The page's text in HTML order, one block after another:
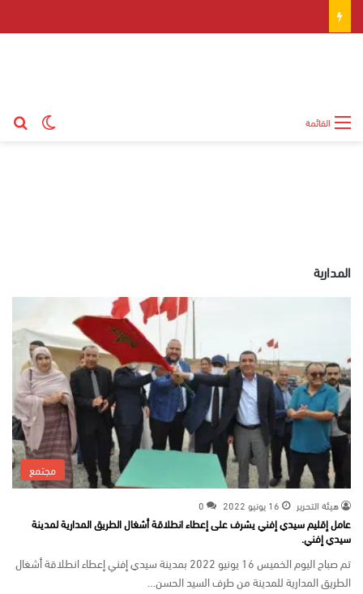
القائمة
المدارية
مجتمع
هيئة التحرير 16 يونيو 2022 0
عامل إقليم سيدي إفني يشرف على إعطاء انطلاقة أشغال الطريق المدارية لمدينة
سيدي إفني.
تم صباح اليوم الخميس 16 يونيو 2022 بمدينة سيدي إفني إعطاء انطلاقة أشغال
الطريق المدارية للمدينة من طرف السيد الحسن…